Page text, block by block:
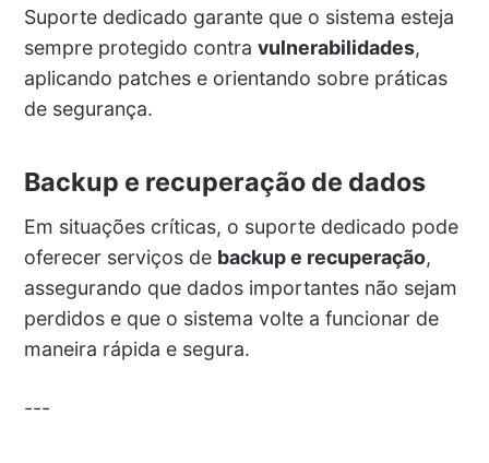
Suporte dedicado garante que o sistema esteja
sempre protegido contra vulnerabilidades,
aplicando patches e orientando sobre práticas
de segurança.
Backup e recuperação de dados
Em situações críticas, o suporte dedicado pode
oferecer serviços de backup e recuperação,
assegurando que dados importantes não sejam
perdidos e que o sistema volte a funcionar de
maneira rápida e segura.
---